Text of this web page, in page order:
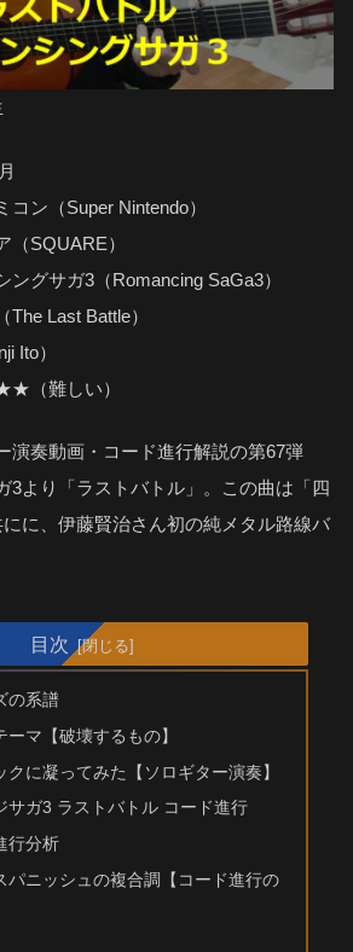
コン（Super Nintendo）
（SQUARE）
ングサガ3（Romancing SaGa3）
The Last Battle）
Ito）
難しい）
演奏動画・コード進行解説の第67弾
3より「ラストバトル」。この曲は「四
に、伊藤賢治さん初の純メタル路線バ
目次
の系譜
ーマ【破壊するもの】
クに凝ってみた【ソロギター演奏】
サガ3 ラストバトル コード進行
行分析
パニッシュの複合調【コード進行の